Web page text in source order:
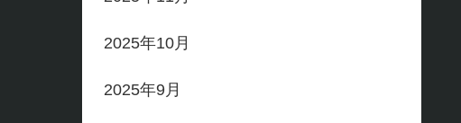
2025年10月
2025年9月